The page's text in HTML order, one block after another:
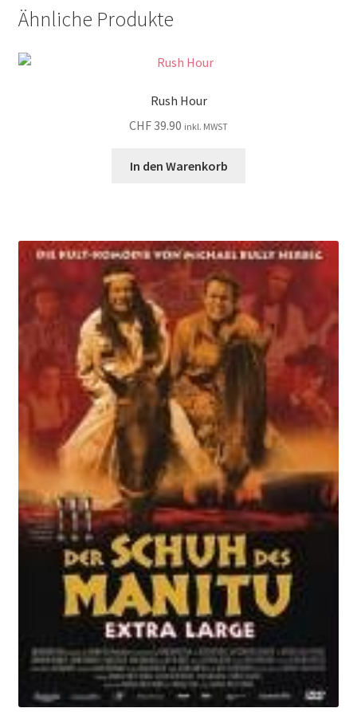
Ähnliche Produkte
Rush Hour
CHF39.90 inkl. MWST
In den Warenkorb